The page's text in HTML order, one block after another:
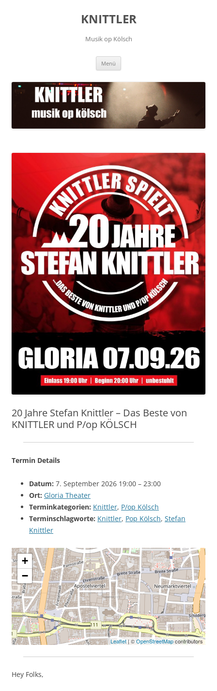
KNITTLER
Musik op Kölsch
Menü
20 Jahre Stefan Knittler – Das Beste von
KNITTLER und P/op KÖLSCH
Termin Details
Datum: 7. September 2026 19:00 – 23:00
Ort: Gloria Theater
Terminkategorien: Knittler, P/op Kölsch
Terminschlagworte: Knittler, Pop Kölsch, Stefan
Knittler
+
−
Leaflet | ©OpenStreetMapcontributors
Hey Folks,